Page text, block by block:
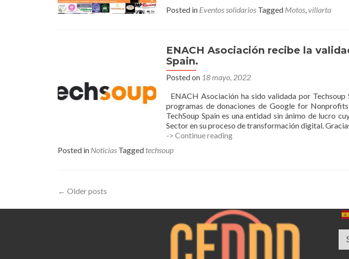
Motera
de
San
Posted in Eventos solidarios Tagged Motos,villarta
ENACH Asociación recibe la
Spain.
Posted on 18 mayo, 2022
ENACH Asociación ha sido validada por Techsoup
programas de donaciones de Google for
TechSoup Spain es una entidad sin ánimo de lucro
Sector en su proceso de transformación digital.
-> Continue readingENACH
Posted in Noticias Tagged techsoup
Posts
navigation
← Older posts